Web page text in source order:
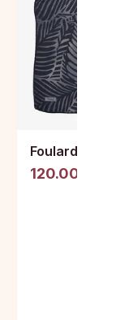
Foulards
120.00 DH